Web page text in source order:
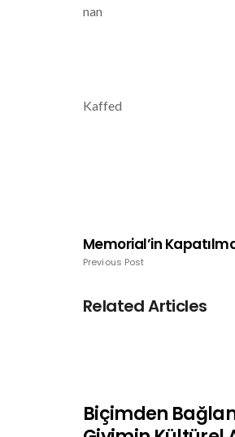
nan
Kaffed
Memorial’in
Previous Post
Related Articles
Biçimden